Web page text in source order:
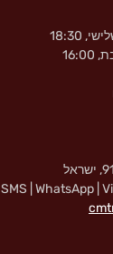
SMS | WhatsApp |